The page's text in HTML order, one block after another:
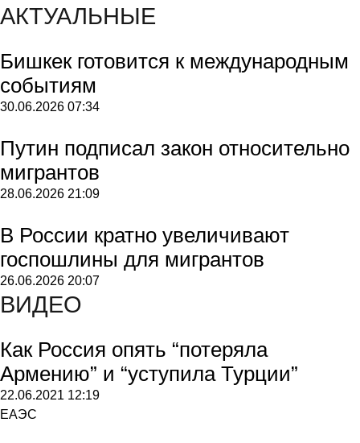
АКТУАЛЬНЫЕ
Бишкек готовится к международным
событиям
30.06.2026 07:34
Путин подписал закон относительно
мигрантов
28.06.2026 21:09
В России кратно увеличивают
госпошлины для мигрантов
26.06.2026 20:07
ВИДЕО
Как Россия опять “потеряла
Армению” и “уступила Турции”
22.06.2021 12:19
ЕАЭС